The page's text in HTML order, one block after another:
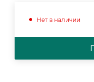
Нет в наличии